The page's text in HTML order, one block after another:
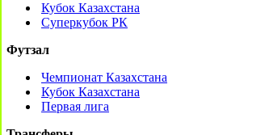
Кубок Казахстана
Суперкубок РК
Футзал
Чемпионат Казахстана
Кубок Казахстана
Первая лига